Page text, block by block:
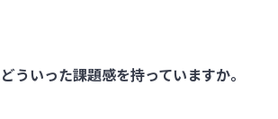
ういった課題感を持っていますか。